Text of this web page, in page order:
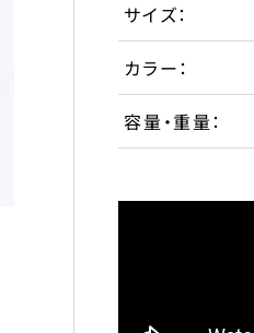
サイズ：
カラー：
容量・重量：